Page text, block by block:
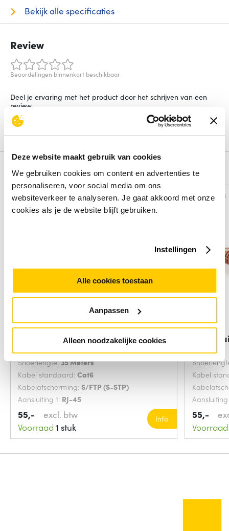
Deze website maakt gebruik van cookies
We gebruiken cookies om content en advertenties te
personaliseren, voor social media om ons
websiteverkeer te analyseren. Je gaat akkoord met onze
cookies als je de website blijft gebruiken.
Instellingen
Alle cookies toestaan
Aanpassen
Alleen noodzakelijke cookies
Bekijk alle specificaties
Review
Beoordelingen binnenkort beschikbaar
Deel je ervaring met het product door het schrijven van een
review.
Schrijf een review
Alternatieven
Vergelijk
Gembird PP6A-LSZHCU-35M
netwerkkabel Grijs
Snoerlengte:35 Meters
Kabel standaard: Cat6
Kabelafscherming: S/FTP (S-STP)
Aansluiting 1: RJ-45
55,-
excl. btw
Voorraad 1 stuk
Info
Vergelijk
ACT
CAT6A
Kabel
55,-
Voorraad